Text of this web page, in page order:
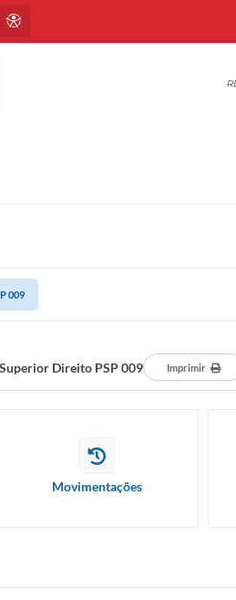
009
Direito PSP 009 Imprimir
Movimentações